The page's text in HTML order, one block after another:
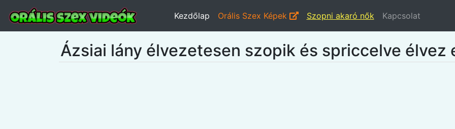
Kezdőlap Orális Szex Képek Szopni akaró nők Kapcsolat
Ázsiai lány élvezetesen szopik és spriccelve élvez